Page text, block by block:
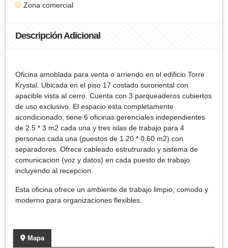
Zona comercial
Descripción Adicional
Oficina amoblada para venta o arriendo en el edificio Torre
Krystal. Ubicada en el piso 17 costado suroriental con
apacible vista al cerro. Cuenta con 3 parqueaderos cubiertos
de uso exclusivo. El espacio esta completamente
acondicionado, tiene 6 oficinas gerenciales independientes
de 2.5 * 3 m2 cada una y tres islas de trabajo para 4
personas cada una (puestos de 1.20 * 0.60 m2) con
separadores. Ofrece cableado estrutrurado y sistema de
comunicacion (voz y datos) en cada puesto de trabajo
incluyendo al recepcion.
Esta oficina ofrece un ambiente de trabajo limpio, comodo y
moderno para organizaciones flexibles.
Mapa